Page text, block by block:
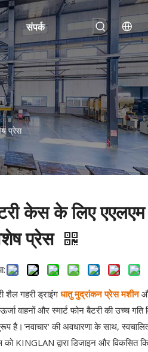
संपर्क
प्रेस
केस के लिए एएलएम
प्रेस
शैल गहरी ड्राइंग धातु मुद्रांकन प्रेस मशीन
वाहनों और स्मार्ट फोन बैटरी की उच्च
है।'नवाचार' की अवधारणा के साथ,
को KINGLAN द्वारा डिजाइन और विकसित